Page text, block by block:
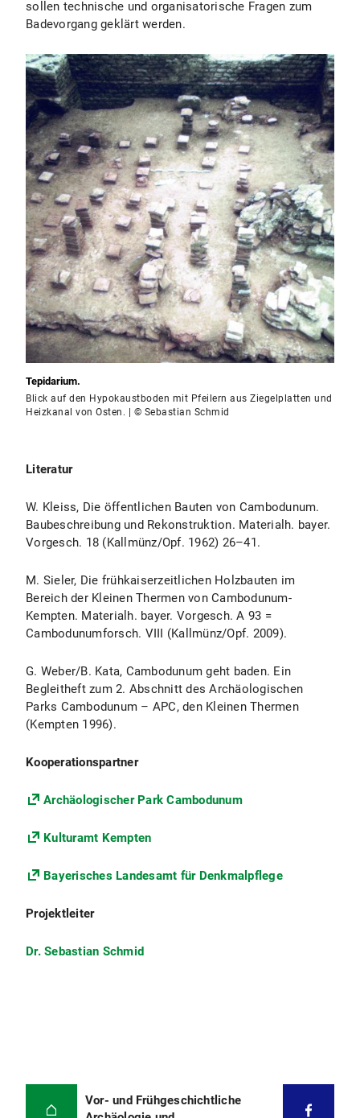
sollen technische und organisatorische Fragen zum
Badevorgang geklärt werden.
Tepidarium.
Blick auf den Hypokaustboden mit Pfeilern aus Ziegelplatten und
Heizkanal von Osten. | © Sebastian Schmid
Literatur
W. Kleiss, Die öffentlichen Bauten von Cambodunum.
Baubeschreibung und Rekonstruktion. Materialh. bayer.
Vorgesch. 18 (Kallmünz/Opf. 1962) 26–41.
M. Sieler, Die frühkaiserzeitlichen Holzbauten im
Bereich der Kleinen Thermen von Cambodunum-
Kempten. Materialh. bayer. Vorgesch. A 93 =
Cambodunumforsch. VIII (Kallmünz/Opf. 2009).
G. Weber/B. Kata, Cambodunum geht baden. Ein
Begleitheft zum 2. Abschnitt des Archäologischen
Parks Cambodunum – APC, den Kleinen Thermen
(Kempten 1996).
Kooperationspartner
Archäologischer Park Cambodunum
Kulturamt Kempten
Bayerisches Landesamt für Denkmalpflege
Projektleiter
Dr. Sebastian Schmid
Vor- und Frühgeschichtliche